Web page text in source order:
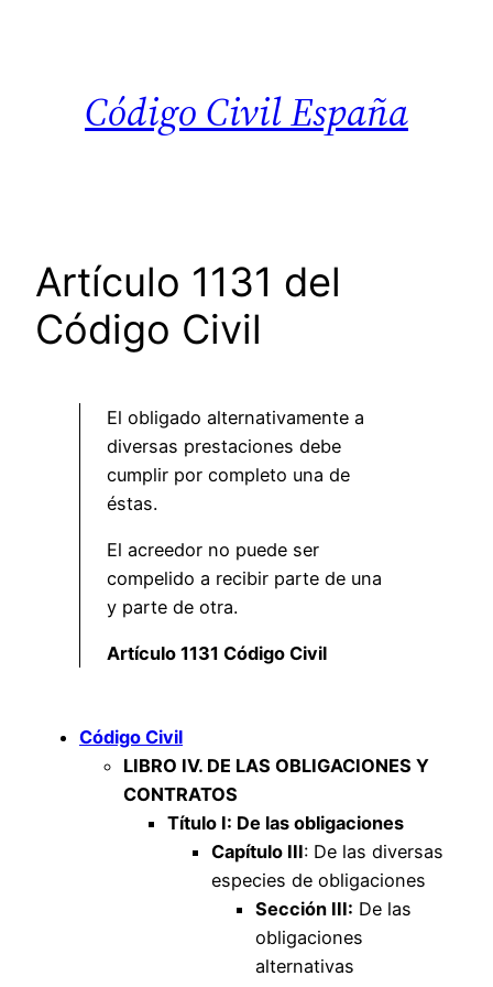
Código Civil España
Artículo 1131 del
Código Civil
El obligado alternativamente a
diversas prestaciones debe
cumplir por completo una de
éstas.
El acreedor no puede ser
compelido a recibir parte de una
y parte de otra.
Artículo 1131 Código Civil
Código Civil
LIBRO IV. DE LAS OBLIGACIONES Y
CONTRATOS
Título I: De las obligaciones
Capítulo III: De las diversas
especies de obligaciones
Sección III: De las
obligaciones
alternativas